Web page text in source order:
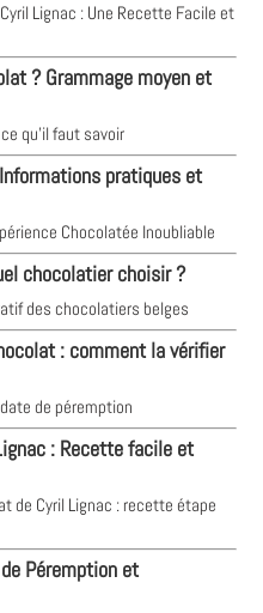
Lignac : Une Recette Facile et
? Grammage moyen et
qu'il faut savoir
pratiques et
Chocolatée Inoubliable
chocolatier choisir ?
des chocolatiers belges
: comment la vérifier
de péremption
: Recette facile et
de Cyril Lignac : recette étape
Péremption et